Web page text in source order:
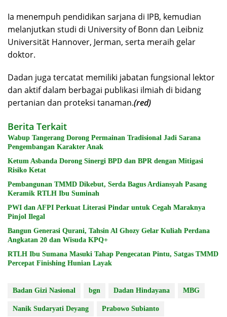
Ia menempuh pendidikan sarjana di IPB, kemudian
melanjutkan studi di University of Bonn dan Leibniz
Universität Hannover, Jerman, serta meraih gelar
doktor.
Dadan juga tercatat memiliki jabatan fungsional lektor
dan aktif dalam berbagai publikasi ilmiah di bidang
pertanian dan proteksi tanaman.(red)
Berita Terkait
Wabup Tangerang Dorong Permainan Tradisional Jadi Sarana
Pengembangan Karakter Anak
Ketum Asbanda Dorong Sinergi BPD dan BPR dengan Mitigasi
Risiko Ketat
Pembangunan TMMD Dikebut, Serda Bagus Ardiansyah Pasang
Keramik RTLH Ibu Suminah
PWI dan AFPI Perkuat Literasi Pindar untuk Cegah Maraknya
Pinjol Ilegal
Bangun Generasi Qurani, Tahsin Al Ghozy Gelar Kuliah Perdana
Angkatan 20 dan Wisuda KPQ+
RTLH Ibu Sumana Masuki Tahap Pengecatan Pintu, Satgas TMMD
Percepat Finishing Hunian Layak
Badan Gizi Nasional bgn Dadan Hindayana MBG
Nanik Sudaryati Deyang Prabowo Subianto